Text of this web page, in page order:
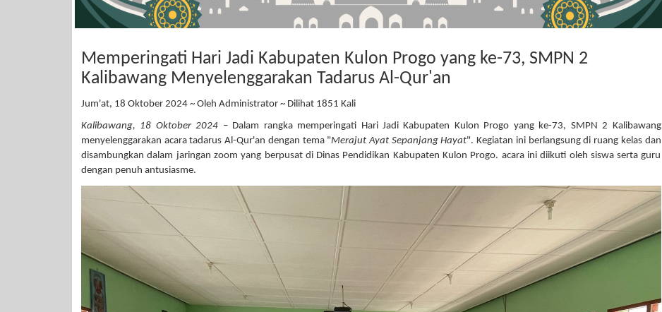
Memperingati Hari Jadi Kabupaten Kulon Progo yang ke-73, SMPN 2
Kalibawang Menyelenggarakan Tadarus Al-Qur'an
Jum'at, 18 Oktober 2024 ~ Oleh Administrator ~ Dilihat 1851 Kali
Kalibawang, 18 Oktober 2024 – Dalam rangka memperingati Hari Jadi Kabupaten Kulon Progo yang ke-73, SMPN 2 Kalibawang
menyelenggarakan acara tadarus Al-Qur'an dengan tema "Merajut Ayat Sepanjang Hayat". Kegiatan ini berlangsung di ruang kelas dan
disambungkan dalam jaringan zoom yang berpusat di Dinas Pendidikan Kabupaten Kulon Progo. acara ini diikuti oleh siswa serta guru
dengan penuh antusiasme.